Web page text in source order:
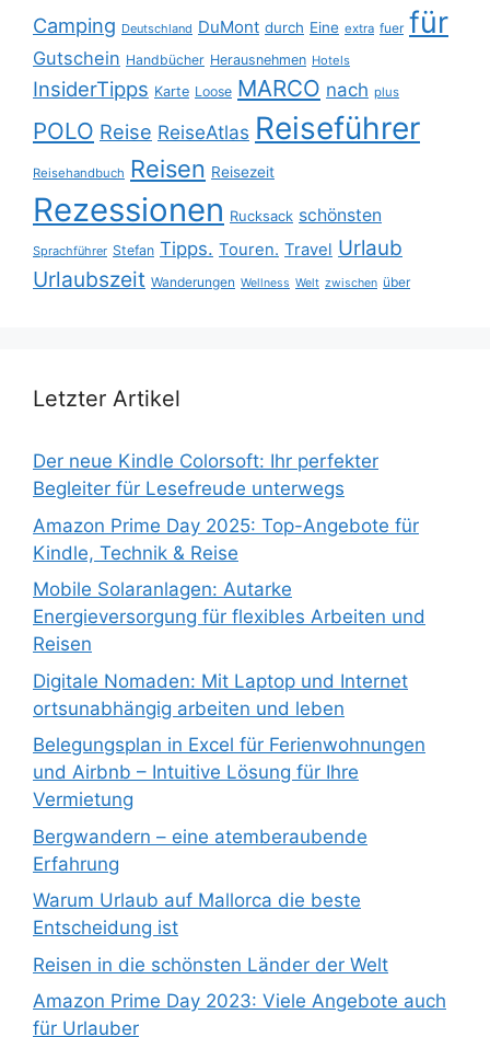
Camping Deutschland DuMont durch Eine extra fuer für
Gutschein Handbücher Herausnehmen Hotels
InsiderTipps Karte Loose MARCO nach plus
POLO Reise ReiseAtlas Reiseführer
Reisehandbuch Reisen Reisezeit
Rezessionen Rucksack schönsten
Sprachführer Stefan Tipps. Touren. Travel Urlaub
Urlaubszeit Wanderungen Wellness Welt zwischen über
Letzter Artikel
Der neue Kindle Colorsoft: Ihr perfekter
Begleiter für Lesefreude unterwegs
Amazon Prime Day 2025: Top-Angebote für
Kindle, Technik & Reise
Mobile Solaranlagen: Autarke
Energieversorgung für flexibles Arbeiten und
Reisen
Digitale Nomaden: Mit Laptop und Internet
ortsunabhängig arbeiten und leben
Belegungsplan in Excel für Ferienwohnungen
und Airbnb – Intuitive Lösung für Ihre
Vermietung
Bergwandern – eine atemberaubende
Erfahrung
Warum Urlaub auf Mallorca die beste
Entscheidung ist
Reisen in die schönsten Länder der Welt
Amazon Prime Day 2023: Viele Angebote auch
für Urlauber